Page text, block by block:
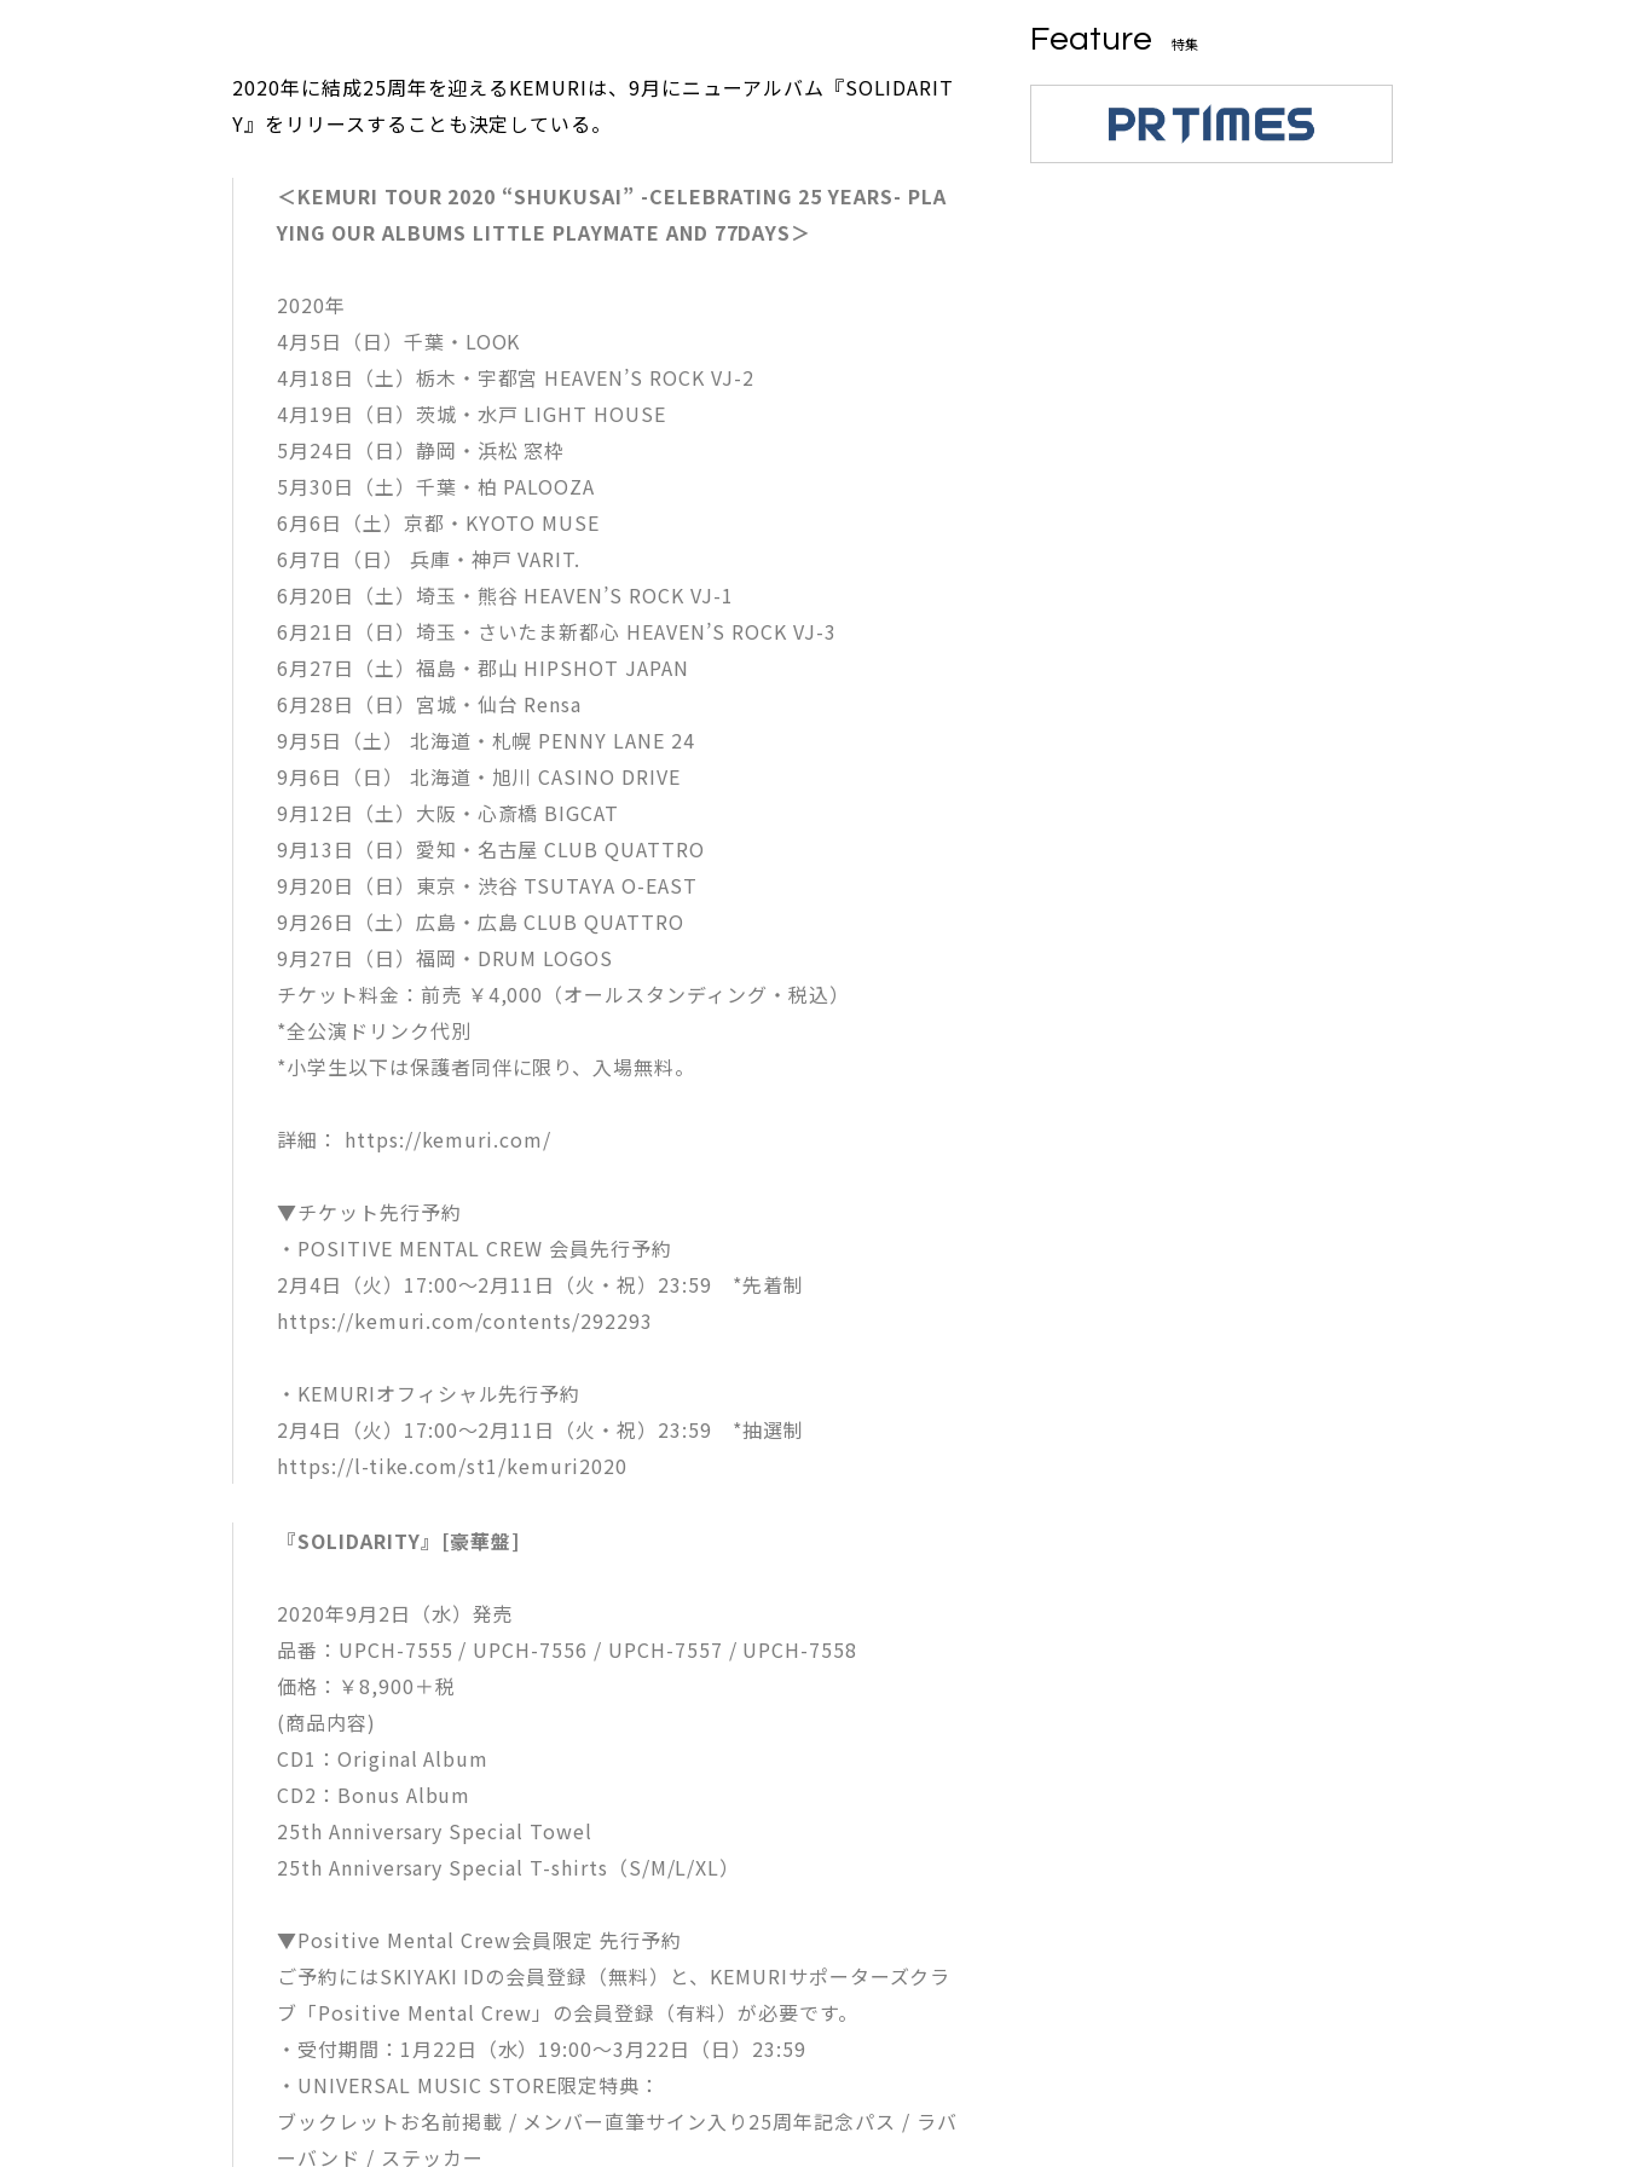
2020年に結成25周年を迎えるKEMURIは、9月にニューアルバム『SOLIDARIT
Y』をリリースすることも決定している。
＜KEMURI TOUR 2020 “SHUKUSAI” -CELEBRATING 25 YEARS- PLA
YING OUR ALBUMS LITTLE PLAYMATE AND 77DAYS＞
2020年
4月5日（日）千葉・LOOK
4月18日（土）栃木・宇都宮 HEAVEN’S ROCK VJ-2
4月19日（日）茨城・水戸 LIGHT HOUSE
5月24日（日）静岡・浜松 窓枠
5月30日（土）千葉・柏 PALOOZA
6月6日（土）京都・KYOTO MUSE
6月7日（日） 兵庫・神戸 VARIT.
6月20日（土）埼玉・熊谷 HEAVEN’S ROCK VJ-1
6月21日（日）埼玉・さいたま新都心 HEAVEN’S ROCK VJ-3
6月27日（土）福島・郡山 HIPSHOT JAPAN
6月28日（日）宮城・仙台 Rensa
9月5日（土） 北海道・札幌 PENNY LANE 24
9月6日（日） 北海道・旭川 CASINO DRIVE
9月12日（土）大阪・心斎橋 BIGCAT
9月13日（日）愛知・名古屋 CLUB QUATTRO
9月20日（日）東京・渋谷 TSUTAYA O-EAST
9月26日（土）広島・広島 CLUB QUATTRO
9月27日（日）福岡・DRUM LOGOS
チケット料金：前売 ￥4,000（オールスタンディング・税込）
*全公演ドリンク代別
*小学生以下は保護者同伴に限り、入場無料。
詳細： https://kemuri.com/
▼チケット先行予約
・POSITIVE MENTAL CREW 会員先行予約
2月4日（火）17:00～2月11日（火・祝）23:59 *先着制
https://kemuri.com/contents/292293
・KEMURIオフィシャル先行予約
2月4日（火）17:00～2月11日（火・祝）23:59 *抽選制
https://l-tike.com/st1/kemuri2020
『SOLIDARITY』[豪華盤]
2020年9月2日（水）発売
品番：UPCH-7555 / UPCH-7556 / UPCH-7557 / UPCH-7558
価格：￥8,900＋税
(商品内容)
CD1：Original Album
CD2：Bonus Album
25th Anniversary Special Towel
25th Anniversary Special T-shirts（S/M/L/XL）
▼Positive Mental Crew会員限定 先行予約
ご予約にはSKIYAKI IDの会員登録（無料）と、KEMURIサポーターズクラ
ブ「Positive Mental Crew」の会員登録（有料）が必要です。
・受付期間：1月22日（水）19:00～3月22日（日）23:59
・UNIVERSAL MUSIC STORE限定特典：
ブックレットお名前掲載 / メンバー直筆サイン入り25周年記念パス / ラバ
ーバンド / ステッカー
Feature 特集